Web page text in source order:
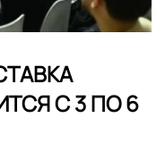
С 3 ПО 6